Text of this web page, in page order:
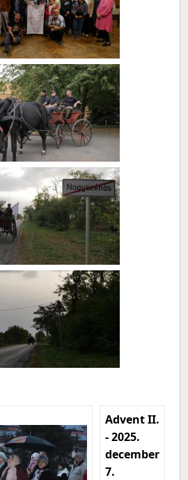
Advent II.
- 2025.
december
7.